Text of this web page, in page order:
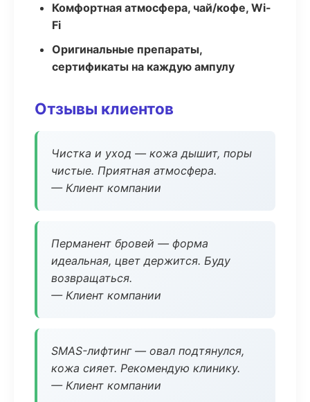
Комфортная атмосфера, чай/кофе, Wi-
Fi
Оригинальные препараты,
сертификаты на каждую ампулу
Отзывы клиентов
Чистка и уход — кожа дышит, поры
чистые. Приятная атмосфера.
— Клиент компании
Перманент бровей — форма
идеальная, цвет держится. Буду
возвращаться.
— Клиент компании
SMAS-лифтинг — овал подтянулся,
кожа сияет. Рекомендую клинику.
— Клиент компании